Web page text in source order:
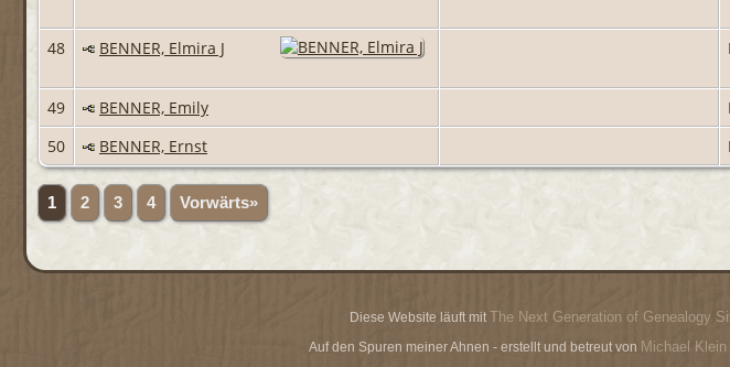
48 BENNER, Elmira J
49 BENNER, Emily
50
BENNER, Ernst
1 2 3 4 Vorwärts»
Diese Website läuft mit The Next Generation of Genealogy
Auf den Spuren meiner Ahnen - erstellt und betreut von Michael Klein